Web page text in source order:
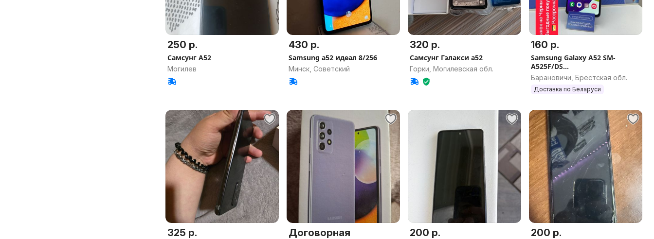
250 р.
Самсунг А52
Могилев
430 р.
Samsung a52 идеал 8/256
Минск, Советский
320 р.
Самсунг Гэлакси а52
Горки, Могилевская обл.
160 р.
Samsung Galaxy A52 SM-
A525F/DS
4GB/128GB(РАССРОЧКА/
КРЕДИТ/ДОСТАВКА)
Барановичи, Брестская обл.
Доставка по Беларуси
325 р. Договорная 200 р. 200 р.